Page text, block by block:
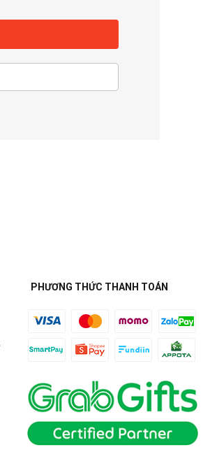
PHƯƠNG THỨC THANH TOÁN